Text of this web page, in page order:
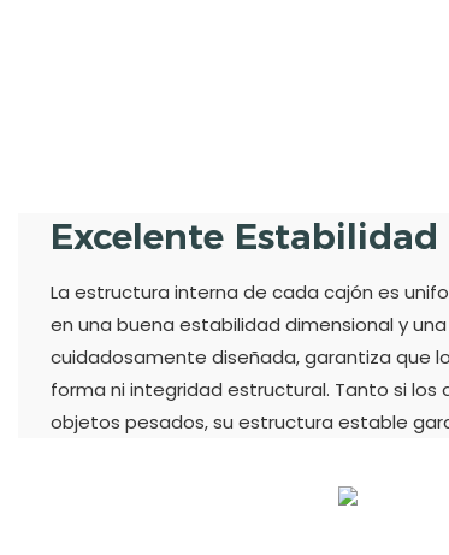
Excelente
La estructura interna de cada cajón es
en una buena estabilidad dimensional y
cuidadosamente diseñada, garantiza que
forma ni integridad estructural. Tanto si
objetos pesados, su estructura estable